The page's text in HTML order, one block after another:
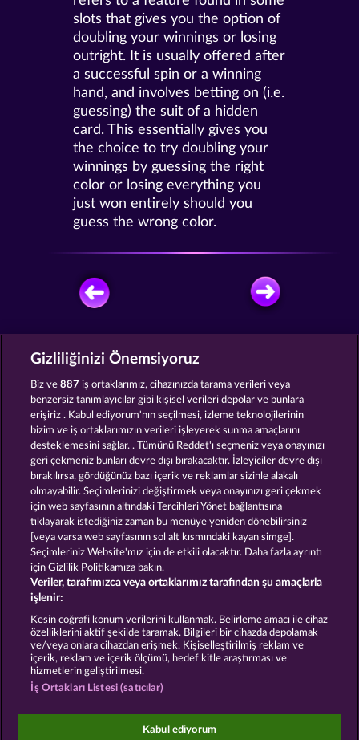
slots that gives you the option of
doubling your winnings or losing
outright. It is usually offered after
a successful spin or a winning
hand, and involves betting on (i.e.
guessing) the suit of a hidden
card. This essentially gives you
the choice to try doubling your
winnings by guessing the right
color or losing everything you
just won entirely should you
guess the wrong color.
ÜCRETSIZ OYNA
Super Duper Moorhuhn Book Of The Ages
Beautiful Nature Simply The Best
Hüküm ve Koşullar Gizlilik Beyanı Künye
Şirket
İptal talebini gönder
Gizliliğinizi Önemsiyoruz
Biz ve887 iş ortaklarımız, cihazınızda tarama verileri veya
benzersiz tanımlayıcılar gibi kişisel verileri depolar ve bunlara
erişiriz . Kabul ediyorum'nın seçilmesi, izleme teknolojilerinin
bizim ve iş ortaklarımızın verileri işleyerek sunma amaçlarını
desteklemesini sağlar. . Tümünü Reddet'ı seçmeniz veya onayınızı
geri çekmeniz bunları devre dışı bırakacaktır. İzleyiciler devre dışı
bırakılırsa, gördüğünüz bazı içerik ve reklamlar sizinle alakalı
olmayabilir. Seçimlerinizi değiştirmek veya onayınızı geri çekmek
için web sayfasının altındaki Tercihleri Yönet bağlantısına
tıklayarak istediğiniz zaman bu menüye yeniden dönebilirsiniz
[veya varsa web sayfasının sol alt kısmındaki kayan simge].
Seçimleriniz Website'mız için de etkili olacaktır. Daha fazla ayrıntı
için Gizlilik Politikamıza bakın.
Veriler, tarafımızca veya ortaklarımız tarafından şu amaçlarla
işlenir:
Kesin coğrafi konum verilerini kullanmak. Belirleme amacı ile cihaz
özelliklerini aktif şekilde taramak. Bilgileri bir cihazda depolamak
ve/veya onlara cihazdan erişmek. Kişiselleştirilmiş reklam ve
içerik, reklam ve içerik ölçümü, hedef kitle araştırması ve
hizmetlerin geliştirilmesi.
İş Ortakları Listesi (satıcılar)
Kabul ediyorum